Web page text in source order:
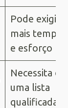
Pode exigir
mais tempo
e esforço
Necessita de
uma lista
qualificada